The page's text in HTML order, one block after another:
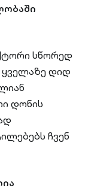
სწორედ
ყველაზე დიდ
დონის
ჩვენ